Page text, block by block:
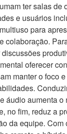
ter salas de
e usuários
para
colaboração.
oferecer
manter o foco
áudio aumenta o
no fim, reduz a
da equipe. Com